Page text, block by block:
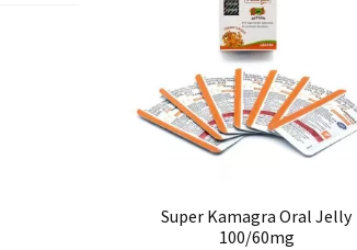
Super Kamagra Oral Jelly
100/60mg